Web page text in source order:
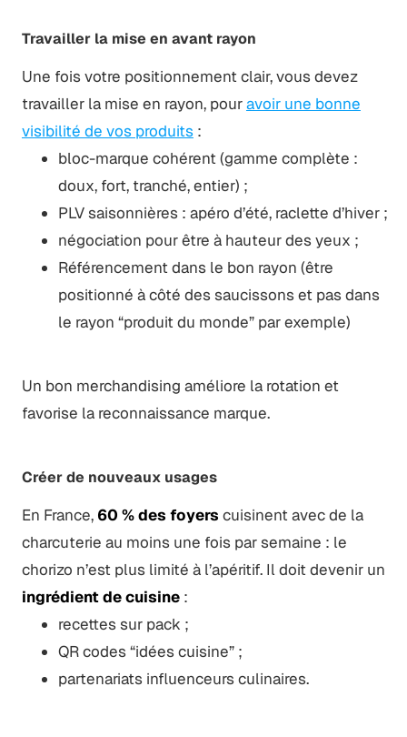
Travailler la mise en avant rayon
Une fois votre positionnement clair, vous devez
travailler la mise en rayon, pouravoir une bonne
visibilité de vos produits:
bloc-marque cohérent (gamme complète :
doux, fort, tranché, entier) ;
PLV saisonnières : apéro d’été, raclette d’hiver ;
négociation pour être à hauteur des yeux ;
Référencement dans le bon rayon (être
positionné à côté des saucissons et pas dans
le rayon “produit du monde” par exemple)
Un bon merchandising améliore la rotation et
favorise la reconnaissance marque.
Créer de nouveaux usages
En France, 60 % des foyers cuisinent avec de la
charcuterie au moins une fois par semaine : le
chorizo n’est plus limité à l’apéritif. Il doit devenir un
ingrédient de cuisine:
recettes sur pack ;
QR codes “idées cuisine” ;
partenariats influenceurs culinaires.